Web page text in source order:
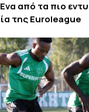
από τα πιο
της Euroleague